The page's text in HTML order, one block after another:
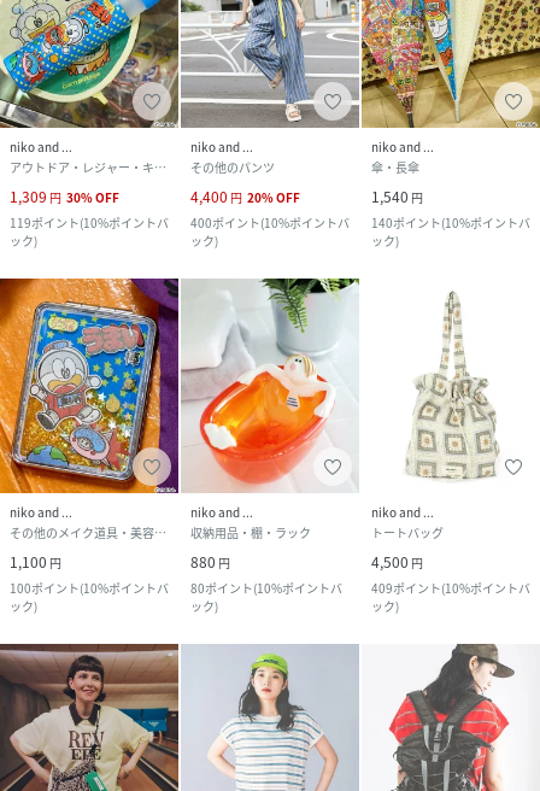
niko and ...
アウトドア・レジャー・キャンプ用品
1,309 円 30%OFF
119ポイント(10%ポイントバ
ック)
niko and ...
その他のパンツ
4,400 円 20%OFF
400ポイント(10%ポイントバ
ック)
niko and ...
傘・長傘
1,540 円
140ポイント(10%ポイントバ
ック)
niko and ...
その他のメイク道具・美容器具
1,100 円
100ポイント(10%ポイントバ
ック)
niko and ...
収納用品・棚・ラック
880 円
80ポイント(10%ポイントバ
ック)
niko and ...
トートバッグ
4,500 円
409ポイント(10%ポイントバ
ック)